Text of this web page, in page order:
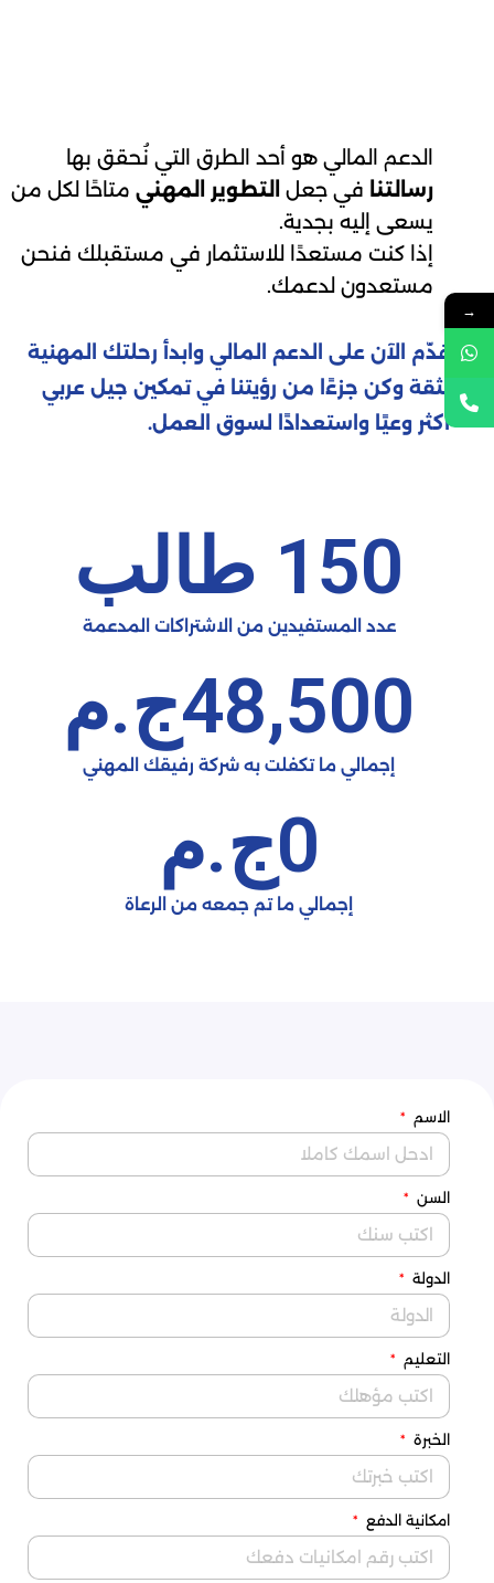
الدعم المالي هو أحد الطرق التي نُحقق بها
رسالتنا في جعل التطوير المهني متاحًا لكل من
يسعى إليه بجدية.
إذا كنت مستعدًا للاستثمار في مستقبلك فنحن
مستعدون لدعمك.
قدّم الآن على الدعم المالي وابدأ رحلتك المهنية
بثقة وكن جزءًا من رؤيتنا في تمكين جيل عربي
أكثر وعيًا واستعدادًا لسوق العمل.
عدد المستفيدين من الاشتراكات المدعمة
150
إجمالي ما تكفلت به شركة رفيقك المهني
48,500ج.م
إجمالي ما تم جمعه من الرعاة
0ج.م
الاسم
السن
الدولة
التعليم
الخبرة
امكانية الدفع
→